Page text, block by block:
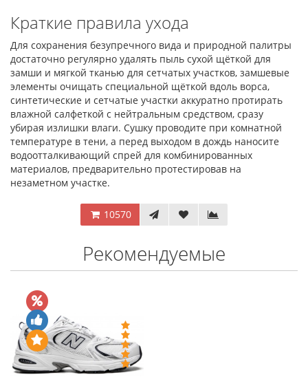
Краткие правила ухода
Для сохранения безупречного вида и природной палитры
достаточно регулярно удалять пыль сухой щёткой для
замши и мягкой тканью для сетчатых участков, замшевые
элементы очищать специальной щёткой вдоль ворса,
синтетические и сетчатые участки аккуратно протирать
влажной салфеткой с нейтральным средством, сразу
убирая излишки влаги. Сушку проводите при комнатной
температуре в тени, а перед выходом в дождь наносите
водоотталкивающий спрей для комбинированных
материалов, предварительно протестировав на
незаметном участке.
10570
Рекомендуемые